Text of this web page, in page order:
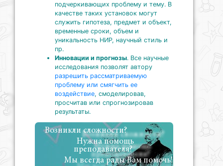
подчеркивающих проблему и тему. В
качестве таких установок могут
служить гипотеза, предмет и объект,
временные сроки, объем и
уникальность НИР, научный стиль и
пр.
Инновации и прогнозы. Все научные
исследования позволят автору
разрешить рассматриваемую
проблему или смягчить ее
воздействие, смоделировав,
просчитав или спрогнозировав
результаты.
Возникли сложности?
Нужна помощь
преподавателя?
Мы всегда рады Вам помочь!